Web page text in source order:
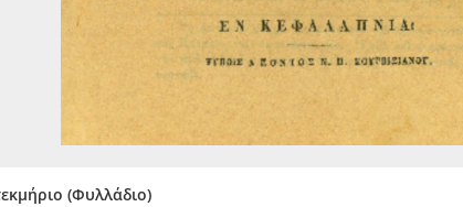
(Φυλλάδιο)